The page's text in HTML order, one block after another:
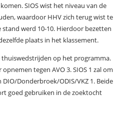
SIOS wist het niveau van de
waardoor HHV zich terug wist te
werd 10-10. Hierdoor bezetten
plaats in het klassement.
thuiswedstrijden op het programma.
tegen AVO 3. SIOS 1 zal om
Donderbroek/ODIS/VKZ 1. Beide
goed gebruiken in de zoektocht